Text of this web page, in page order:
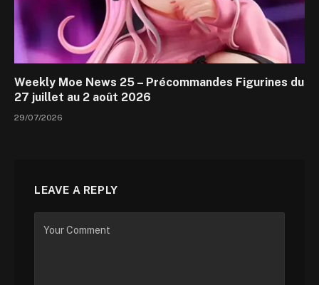
Weekly Moe News 25 – Précommandes Figurines du
27 juillet au 2 août 2026
29/07/2026
LEAVE A REPLY